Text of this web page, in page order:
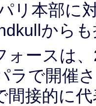
リ本部に
から
ォースは
ラで開催
間接的に